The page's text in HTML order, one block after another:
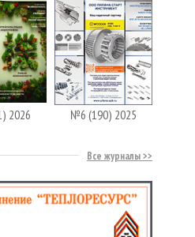
2026 №6 (190) 2025
Все журналы